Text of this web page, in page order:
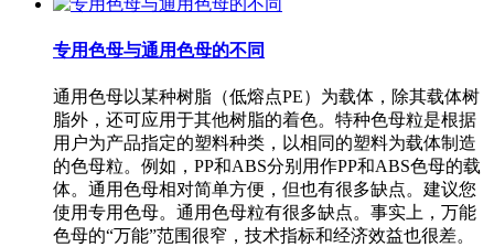
专用色母与通用色母的不同
通用色母以某种树脂（低熔点PE）为载体，除其载体树
脂外，还可应用于其他树脂的着色。特种色母粒是根据
用户为产品指定的塑料种类，以相同的塑料为载体制造
的色母粒。例如，PP和ABS分别用作PP和ABS色母的载
体。通用色母相对简单方便，但也有很多缺点。建议您
使用专用色母。通用色母粒有很多缺点。事实上，万能
色母的“万能”范围很窄，技术指标和经济效益也很差。